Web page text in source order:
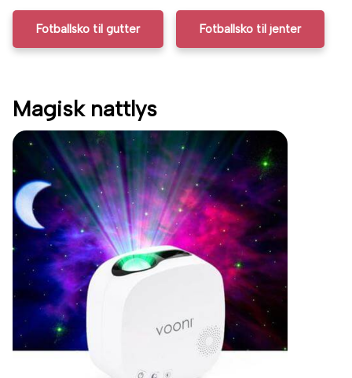
Fotballsko til gutter Fotballsko til jenter
Magisk nattlys